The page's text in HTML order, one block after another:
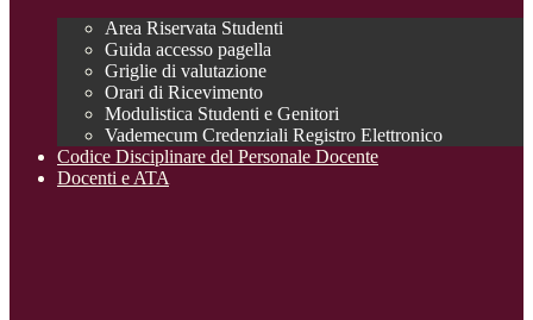
Area Riservata Studenti
Guida accesso pagella
Griglie di valutazione
Orari di Ricevimento
Modulistica Studenti e Genitori
Vademecum Credenziali Registro Elettronico
Codice Disciplinare del Personale Docente
Docenti e ATA